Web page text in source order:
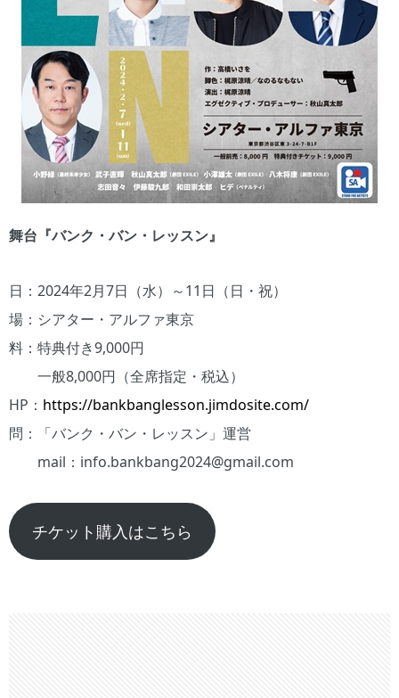
舞台『バンク・バン・レッスン』
日：2024年2月7日（水）～11日（日・祝）
場：シアター・アルファ東京
料：特典付き9,000円
一般8,000円（全席指定・税込）
HP： https://bankbanglesson.jimdosite.com/
問：「バンク・バン・レッスン」運営
mail：info.bankbang2024@gmail.com
チケット購入はこちら